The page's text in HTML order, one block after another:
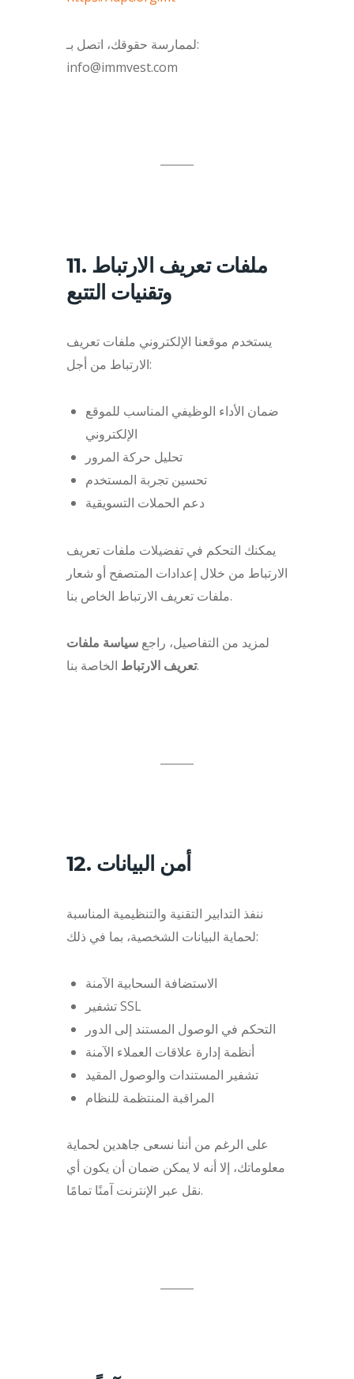
لممارسة حقوقك، اتصل بـ:
info@immvest.com
11. ملفات تعريف الارتباط
وتقنيات التتبع
يستخدم موقعنا الإلكتروني ملفات تعريف
الارتباط من أجل:
ضمان الأداء الوظيفي المناسب للموقع
الإلكتروني
تحليل حركة المرور
تحسين تجربة المستخدم
دعم الحملات التسويقية
يمكنك التحكم في تفضيلات ملفات تعريف
الارتباط من خلال إعدادات المتصفح أو شعار
ملفات تعريف الارتباط الخاص بنا.
لمزيد من التفاصيل، راجع سياسة ملفات
تعريف الارتباطالخاصة بنا.
12. أمن البيانات
ننفذ التدابير التقنية والتنظيمية المناسبة
لحماية البيانات الشخصية، بما في ذلك:
الاستضافة السحابية الآمنة
تشفير SSL
التحكم في الوصول المستند إلى الدور
أنظمة إدارة علاقات العملاء الآمنة
تشفير المستندات والوصول المقيد
المراقبة المنتظمة للنظام
على الرغم من أننا نسعى جاهدين لحماية
معلوماتك، إلا أنه لا يمكن ضمان أن يكون أي
نقل عبر الإنترنت آمنًا تمامًا.